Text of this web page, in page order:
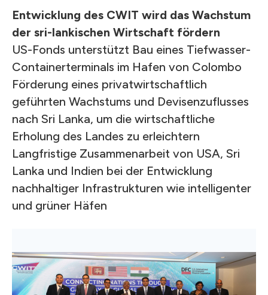
Entwicklung des CWIT wird das Wachstum
der sri-lankischen Wirtschaft fördern
US-Fonds unterstützt Bau eines Tiefwasser-
Containerterminals im Hafen von Colombo
Förderung eines privatwirtschaftlich
geführten Wachstums und Devisenzuflusses
nach Sri Lanka, um die wirtschaftliche
Erholung des Landes zu erleichtern
Langfristige Zusammenarbeit von USA, Sri
Lanka und Indien bei der Entwicklung
nachhaltiger Infrastrukturen wie intelligenter
und grüner Häfen